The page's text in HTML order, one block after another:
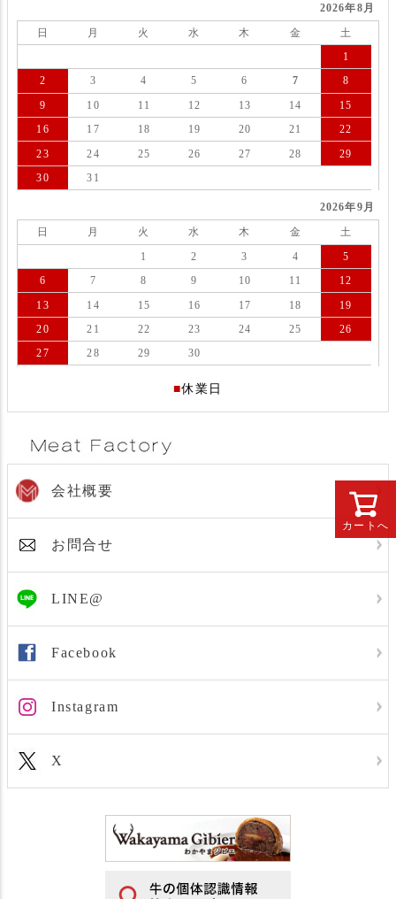
カートへ
2026年8月
日 月 火 水 木 金
土
1
2
3 4 5 6 7
8
9
10 11 12 13 14
15
16
17 18 19 20 21
22
23
24 25 26 27 28
29
30
31
2026年9月
日 月 火 水 木 金
土
1
2 3 4
5
6
7 8 9 10 11
12
13
14 15 16 17 18
19
20
21 22 23 24 25
26
27
28 29 30
■休業日
会社概要
お問合せ
LINE@
Facebook
Instagram
X